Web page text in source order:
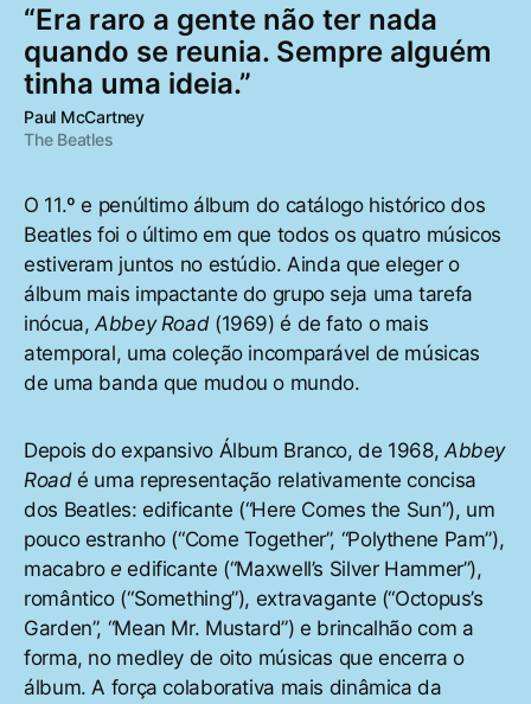
“Era raro a gente não ter nada
quando se reunia. Sempre alguém
tinha uma ideia.”
Paul McCartney
The Beatles
O 11.º e penúltimo álbum do catálogo histórico dos
Beatles foi o último em que todos os quatro músicos
estiveram juntos no estúdio. Ainda que eleger o
álbum mais impactante do grupo seja uma tarefa
inócua,Abbey Road(1969) é de fato o mais
atemporal, uma coleção incomparável de músicas
de uma banda que mudou o mundo.
Depois do expansivo Álbum Branco, de 1968,Abbey
Roadé uma representação relativamente concisa
dos Beatles: edificante (“Here Comes the Sun”), um
pouco estranho (“Come Together”, “Polythene Pam”),
macabroe edificante (“Maxwell’s Silver Hammer”),
romântico (“Something”), extravagante (“Octopus’s
Garden”, “Mean Mr. Mustard”) e brincalhão com a
forma, no medley de oito músicas que encerra o
álbum. A força colaborativa mais dinâmica da